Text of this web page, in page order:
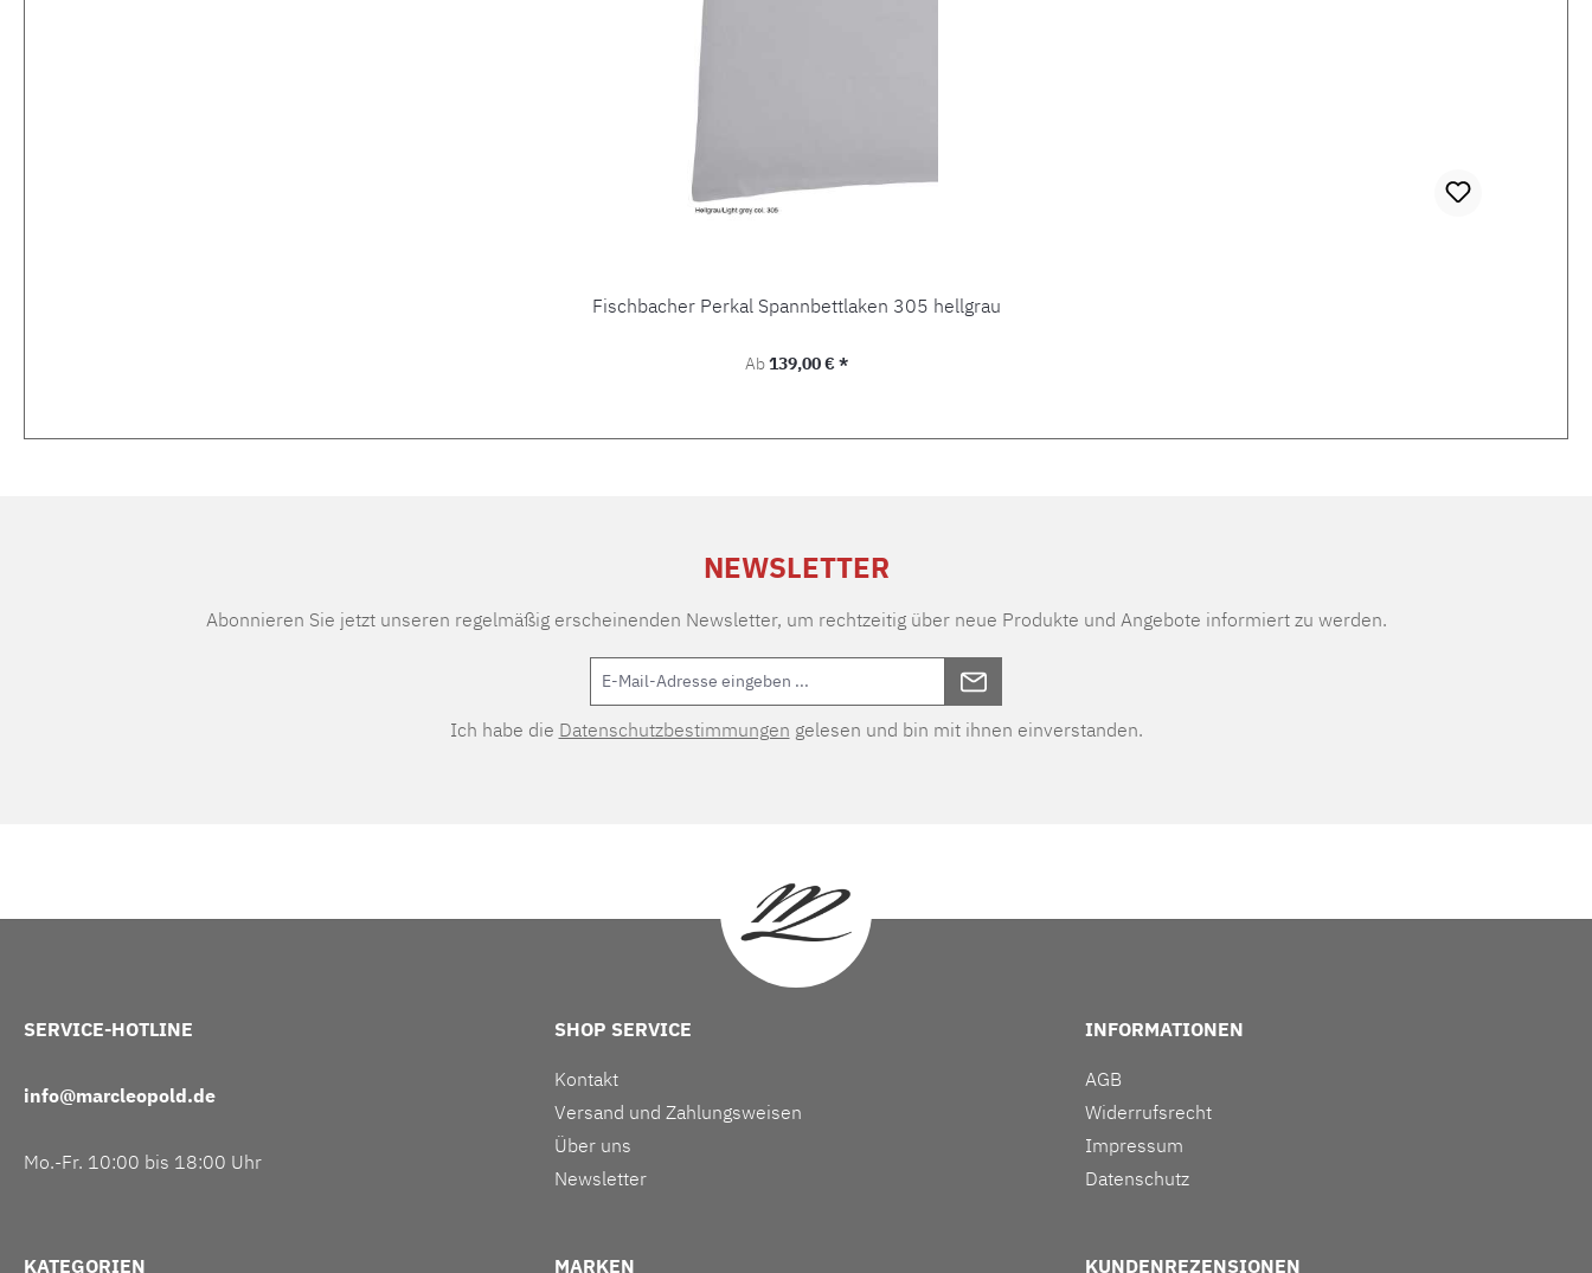
Fischbacher Perkal Spannbettlaken 305 hellgrau
Regulärer Preis:
Ab139,00 € *
NEWSLETTER
Abonnieren Sie jetzt unseren regelmäßig erscheinenden Newsletter, um rechtzeitig über neue Produkte und Angebote informiert zu werden.
Ich habe die Datenschutzbestimmungen gelesen und bin mit ihnen einverstanden.
SERVICE-HOTLINE
info@marcleopold.de
Mo.-Fr. 10:00 bis 18:00 Uhr
SHOP SERVICE
Kontakt
Versand und Zahlungsweisen
Über uns
Newsletter
INFORMATIONEN
AGB
Widerrufsrecht
Impressum
Datenschutz
KATEGORIEN MARKEN KUNDENREZENSIONEN